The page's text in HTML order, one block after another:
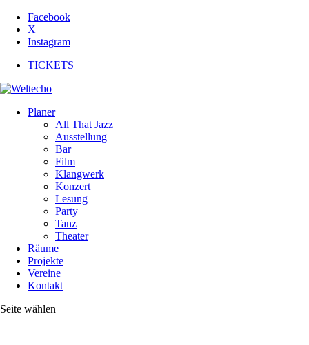
Facebook
X
Instagram
TICKETS
Planer
All That Jazz
Ausstellung
Bar
Film
Klangwerk
Konzert
Lesung
Party
Tanz
Theater
Räume
Projekte
Vereine
Kontakt
Seite wählen